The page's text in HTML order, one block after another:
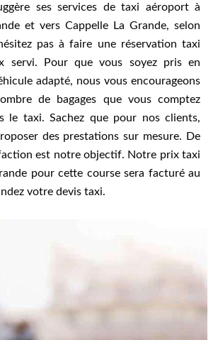
ses services de taxi aéroport à
et vers Cappelle La Grande, selon
pas à faire une réservation taxi
servi. Pour que vous soyez pris en
adapté, nous vous encourageons
de bagages que vous comptez
le taxi. Sachez que pour nos clients,
des prestations sur mesure. De
est notre objectif. Notre prix taxi
pour cette course sera facturé au
votre devis taxi.